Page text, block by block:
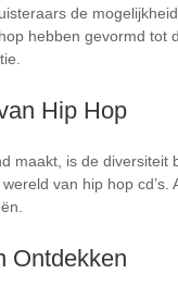
de
hebben gevormd tot
Hip Hop
maakt, is de
van hip hop
Ontdekken